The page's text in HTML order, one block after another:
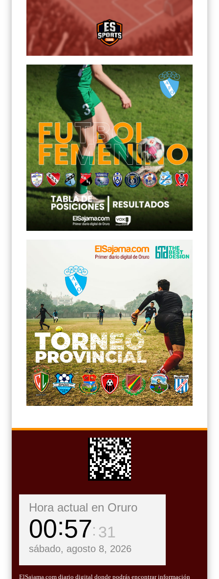
Hora actual en Oruro
00 57 33
sábado, agosto 8, 2026
ElSajama.com diario digital donde podrás encontrar información